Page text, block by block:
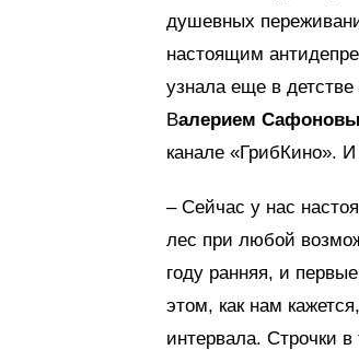
душевных
настоящим
узнала еще в
Валерием
канале «ГрибКино».
– Сейчас у нас
лес при любой
году ранняя, и
этом, как нам
интервала. Строчки